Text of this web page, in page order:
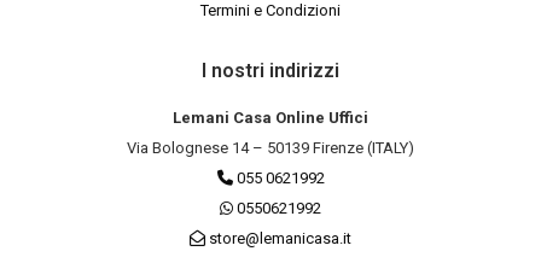
Termini e Condizioni
I nostri indirizzi
Lemani Casa Online Uffici
Via Bolognese 14 – 50139 Firenze (ITALY)
055 0621992
0550621992
store@lemanicasa.it